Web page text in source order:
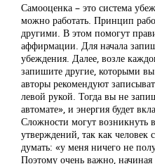
Самооценка – это система
можно работать. Принцип
другими. В этом помогут
аффирмации. Для начала
убеждения. Далее, возле
запишите другие, которыми
авторы рекомендуют
левой рукой. Тогда вы не
автомате», и энергия будет
Сложности могут возникнуть
утверждений, так как человек
думать: «у меня ничего не
Поэтому очень важно,